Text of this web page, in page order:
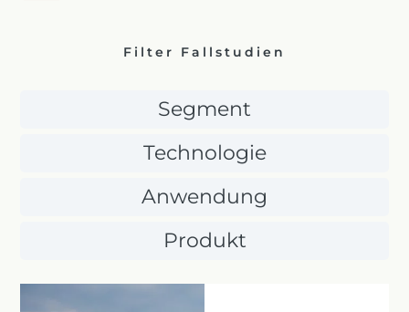
Filter Fallstudien
Segment
Technologie
Anwendung
Produkt